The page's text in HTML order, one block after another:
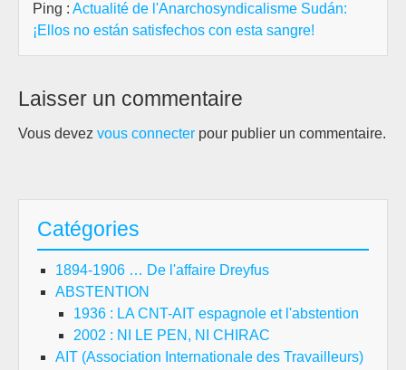
Ping : Actualité de l'Anarchosyndicalisme Sudán:
¡Ellos no están satisfechos con esta sangre!
Laisser un commentaire
Vous devez vous connecter pour publier un commentaire.
Catégories
1894-1906 … De l'affaire Dreyfus
ABSTENTION
1936 : LA CNT-AIT espagnole et l'abstention
2002 : NI LE PEN, NI CHIRAC
AIT (Association Internationale des Travailleurs)